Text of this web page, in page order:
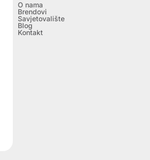
O nama
Brendovi
Savjetovalište
Blog
Kontakt